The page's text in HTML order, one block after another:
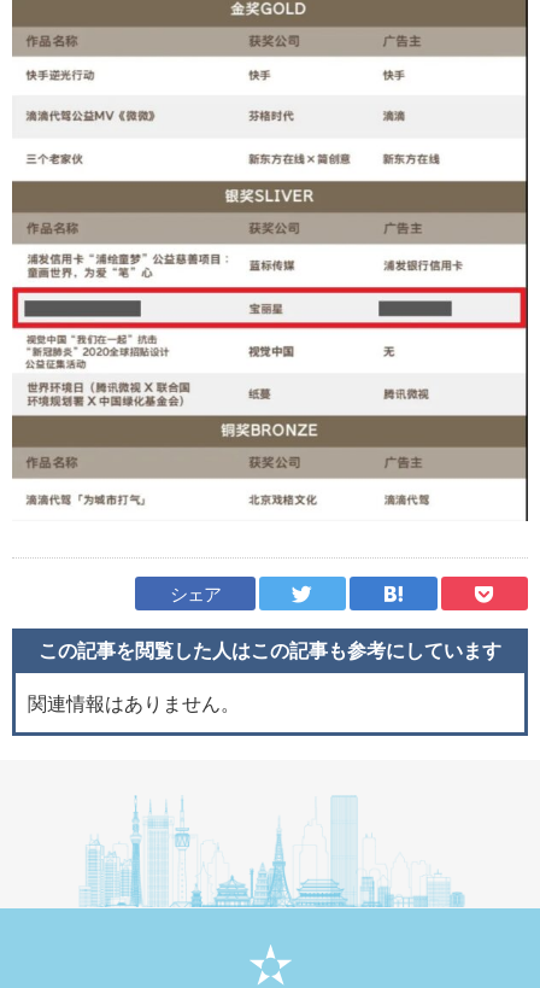
シェア
この記事を閲覧した人はこの記事も参考にしています
関連情報はありません。